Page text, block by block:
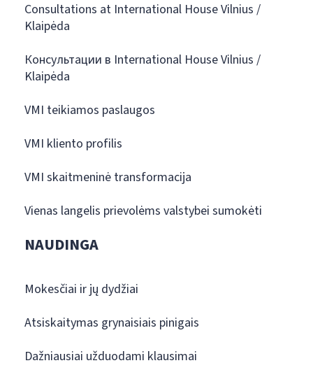
Consultations at International House Vilnius /
Klaipėda
Консультации в International House Vilnius /
Klaipėda
VMI teikiamos paslaugos
VMI kliento profilis
VMI skaitmeninė transformacija
Vienas langelis prievolėms valstybei sumokėti
NAUDINGA
Mokesčiai ir jų dydžiai
Atsiskaitymas grynaisiais pinigais
Dažniausiai užduodami klausimai